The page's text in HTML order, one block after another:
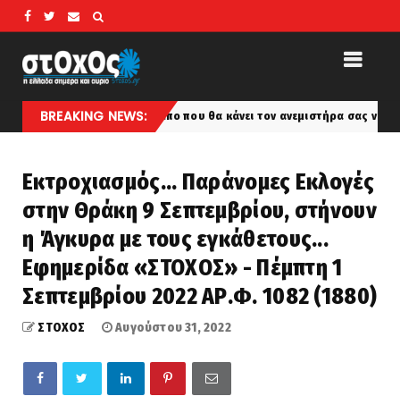
BREAKING NEWS:
κόλπο που θα κάνει τον ανεμιστήρα σας να λειτουργεί σαν
Εκτροχιασμός... Παράνομες Εκλογές
στην Θράκη 9 Σεπτεμβρίου, στήνουν
η Άγκυρα με τους εγκάθετους...
Εφημερίδα «ΣΤΟΧΟΣ» - Πέμπτη 1
Σεπτεμβρίου 2022 ΑΡ.Φ. 1082 (1880)
ΣΤΟΧΟΣ Αυγούστου 31, 2022